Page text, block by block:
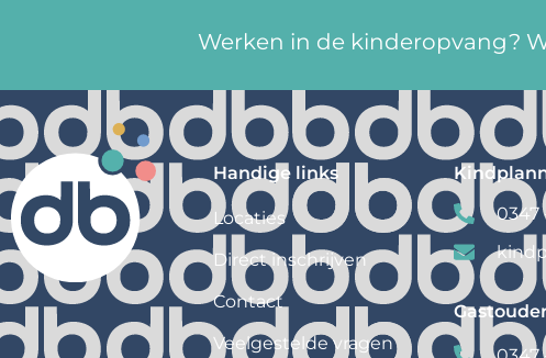
Werken in de kinderopvang?
Handige links
Locaties
Direct inschrijven
Contact
Veelgestelde vragen
0347